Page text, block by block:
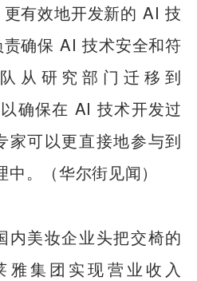
有效地开发新的 AI 技
确保 AI 技术安全和符
从研究部门迁移到
确保在 AI 技术开发过
家可以更直接地参与到
。（华尔街见闻）
美妆企业头把交椅的
雅集团实现营业收入